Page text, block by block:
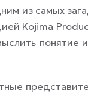
из самых
Kojima
понятие